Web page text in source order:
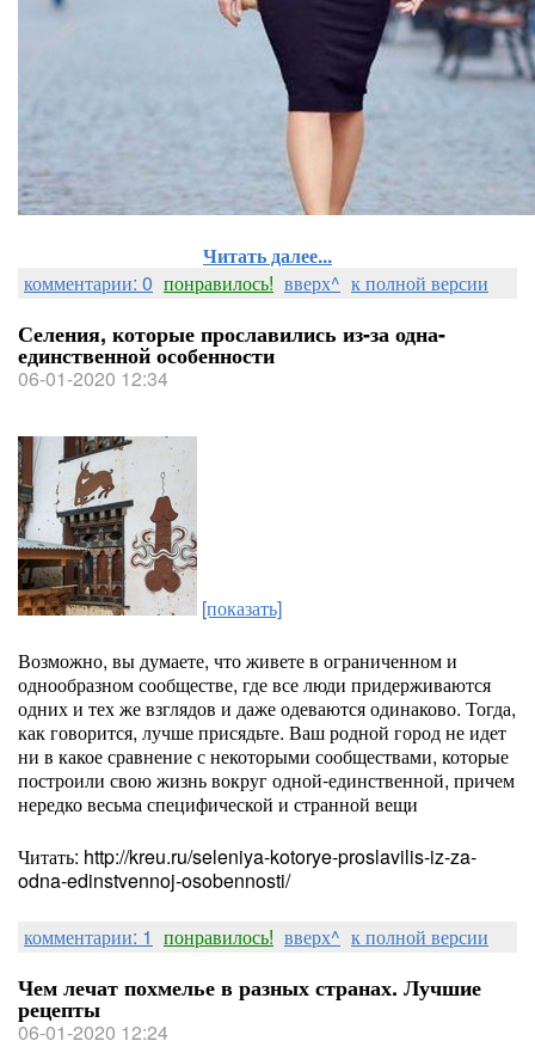
Читать далее...
комментарии: 0 понравилось! вверх^ к полной версии
Селения, которые прославились из-за одна-
единственной особенности
06-01-2020 12:34
[показать]
Возможно, вы думаете, что живете в ограниченном и
однообразном сообществе, где все люди придерживаются
одних и тех же взглядов и даже одеваются одинаково. Тогда,
как говорится, лучше присядьте. Ваш родной город не идет
ни в какое сравнение с некоторыми сообществами, которые
построили свою жизнь вокруг одной-единственной, причем
нередко весьма специфической и странной вещи
Читать: http://kreu.ru/seleniya-kotorye-proslavilis-iz-za-
odna-edinstvennoj-osobennosti/
комментарии: 1 понравилось! вверх^ к полной версии
Чем лечат похмелье в разных странах. Лучшие
рецепты
06-01-2020 12:24